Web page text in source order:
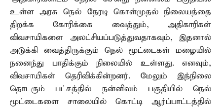
உள்ள அரசு நெல் நேரடி கொள்முதல் நிலையத்தை
திறக்க கோரிக்கை வைத்தும், அதிகாரிகள்
விவசாயிகளை அலட்சியப்படுத்துவதாகவும், இதனால்
அடுக்கி வைத்திருக்கும் நெல் மூட்டைகள் மழையில்
நனைந்து பாதிக்கும் நிலையில் உள்ளது. எனவும்,
விவசாயிகள் தெரிவிக்கின்றனர். மேலும் இந்நிலை
தொடரும் பட்சத்தில் நன்னிலம் பகுதியில் நெல்
மூட்டைகளை சாலையில் கொட்டி ஆர்ப்பாட்டத்தில்